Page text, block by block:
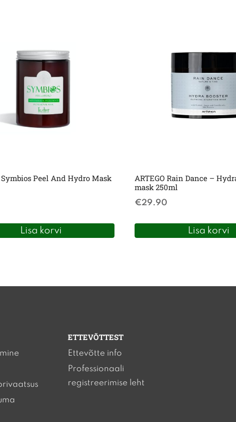
Peel And Hydro Mask
Lisa korvi
ARTEGO Rain Dance –
mask 250ml
€29.90
Lisa korvi
ETTEVÕTTEST
Ettevõtte info
Professionaali
registreerimise leht